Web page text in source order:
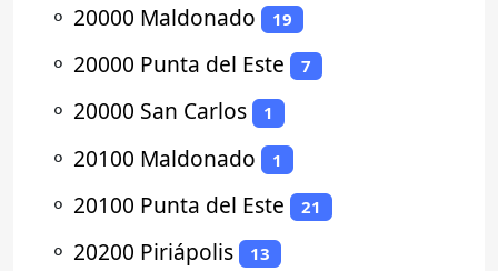
⚬ 20000 Maldonado 19
⚬ 20000 Punta del Este 7
⚬ 20000 San Carlos 1
⚬ 20100 Maldonado 1
⚬ 20100 Punta del Este 21
⚬ 20200 Piriápolis 13